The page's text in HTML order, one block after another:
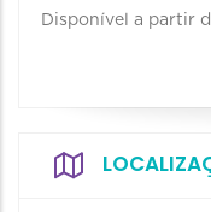
Disponível a partir